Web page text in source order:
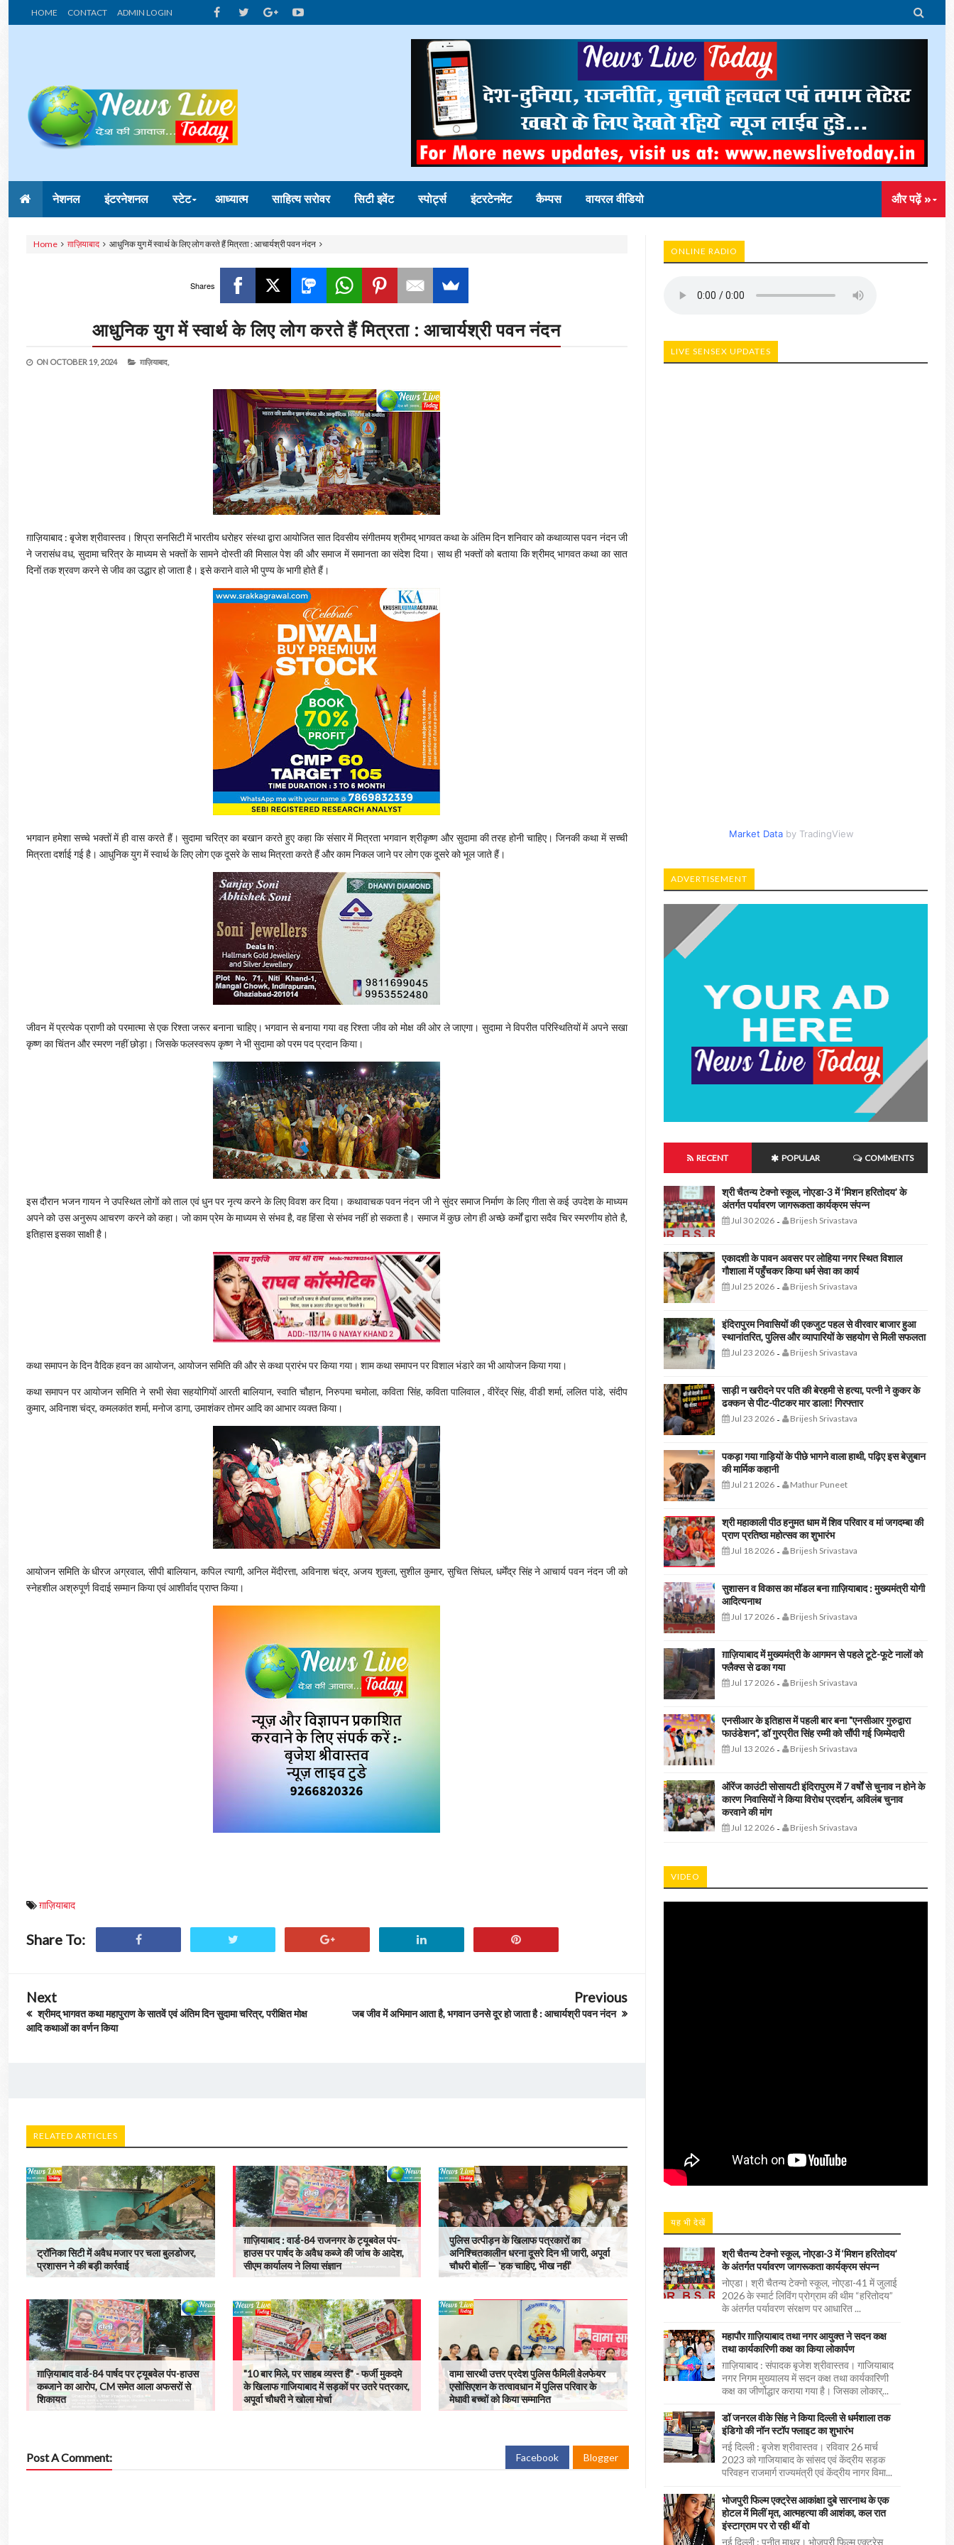
HOME CONTACT ADMIN LOGIN 
नेशनल इंटरनेशनल स्टेट आध्यात्म साहित्य सरोवर सिटी इवेंट स्पोर्ट्स इंटरटेनमेंट कैम्पस वायरल वीडियो और पढ़ें »
Home ग़ाज़ियाबाद आधुनिक युग में स्वार्थ के लिए लोग करते हैं मित्रता : आचार्यश्री पवन नंदन
Shares
आधुनिक युग में स्वार्थ के लिए लोग करते हैं मित्रता : आचार्यश्री पवन नंदन
ON OCTOBER 19, 2024 ग़ाज़ियाबाद,
ग़ाज़ियाबाद : बृजेश श्रीवास्तव। शिप्रा सनसिटी में भारतीय धरोहर संस्था द्वारा आयोजित सात दिवसीय संगीतमय श्रीमद् भागवत कथा के अंतिम दिन शनिवार को कथाव्यास पवन नंदन जी
ने जरासंध वध, सुदामा चरित्र के माध्यम से भक्तों के सामने दोस्ती की मिसाल पेश की और समाज में समानता का संदेश दिया। साथ ही भक्तों को बताया कि श्रीमद् भागवत कथा का सात
दिनों तक श्रवण करने से जीव का उद्धार हो जाता है। इसे कराने वाले भी पुण्य के भागी होते हैं।
भगवान हमेशा सच्चे भक्तों में ही वास करते हैं। सुदामा चरित्र का बखान करते हुए कहा कि संसार में मित्रता भगवान श्रीकृष्ण और सुदामा की तरह होनी चाहिए। जिनकी कथा में सच्ची
मित्रता दर्शाई गई है। आधुनिक युग में स्वार्थ के लिए लोग एक दूसरे के साथ मित्रता करते हैं और काम निकल जाने पर लोग एक दूसरे को भूल जाते हैं।
जीवन में प्रत्येक प्राणी को परमात्मा से एक रिश्ता जरूर बनाना चाहिए। भगवान से बनाया गया वह रिश्ता जीव को मोक्ष की ओर ले जाएगा। सुदामा ने विपरीत परिस्थितियों में अपने सखा
कृष्ण का चिंतन और स्मरण नहीं छोड़ा। जिसके फलस्वरूप कृष्ण ने भी सुदामा को परम पद प्रदान किया।
इस दौरान भजन गायन ने उपस्थित लोगों को ताल एवं धुन पर नृत्य करने के लिए विवश कर दिया। कथावाचक पवन नंदन जी ने सुंदर समाज निर्माण के लिए गीता से कई उपदेश के माध्यम
अपने को उस अनुरूप आचरण करने को कहा। जो काम प्रेम के माध्यम से संभव है, वह हिंसा से संभव नहीं हो सकता है। समाज में कुछ लोग ही अच्छे कर्मों द्वारा सदैव चिर स्मरणीय होते है,
इतिहास इसका साक्षी है।
कथा समापन के दिन वैदिक हवन का आयोजन, आयोजन समिति की और से कथा प्रारंभ पर किया गया। शाम कथा समापन पर विशाल भंडारे का भी आयोजन किया गया।
कथा समापन पर आयोजन समिति ने सभी सेवा सहयोगियों आरती बालियान, स्वाति चौहान, निरुपमा चमोला, कविता सिंह, कविता पालिवाल , वीरेंद्र सिंह, वीडी शर्मा, ललित पांडे, संदीप
कुमार, अविनाश चंद्र, कमलकांत शर्मा, मनोज डागा, उमाशंकर तोमर आदि का आभार व्यक्त किया।
आयोजन समिति के धीरज अग्रवाल, सीपी बालियान, कपिल त्यागी, अनिल मेंदीरत्ता, अविनाश चंद्र, अजय शुक्ला, सुशील कुमार, सुचित सिंघल, धर्मेंद्र सिंह ने आचार्य पवन नंदन जी को
स्नेहशील अश्रुपूर्ण विदाई सम्मान किया एवं आशीर्वाद प्राप्त किया।
ग़ाज़ियाबाद
Share To:
Next
श्रीमद् भागवत कथा महापुराण के सातवें एवं अंतिम दिन सुदामा चरित्र, परीक्षित मोक्ष
आदि कथाओं का वर्णन किया
Previous
जब जीव में अभिमान आता है, भगवान उनसे दूर हो जाता है : आचार्यश्री पवन नंदन
RELATED ARTICLES
ट्रॉनिका सिटी में अवैध मजार पर चला बुलडोजर,
प्रशासन ने की बड़ी कार्रवाई
ग़ाज़ियाबाद : वार्ड-84 राजनगर के ट्यूबवेल पंप-
हाउस पर पार्षद के अवैध कब्जे की जांच के आदेश,
सीएम कार्यालय ने लिया संज्ञान
पुलिस उत्पीड़न के खिलाफ पत्रकारों का
अनिश्चितकालीन धरना दूसरे दिन भी जारी, अपूर्वा
चौधरी बोलीं— 'हक चाहिए, भीख नहीं'
ग़ाज़ियाबाद वार्ड-84 पार्षद पर ट्यूबवेल पंप-हाउस
कब्जाने का आरोप, CM समेत आला अफसरों से
शिकायत
"10 बार मिले, पर साहब व्यस्त हैं" - फर्जी मुकदमे
के खिलाफ गाजियाबाद में सड़कों पर उतरे पत्रकार,
अपूर्वा चौधरी ने खोला मोर्चा
वामा सारथी उत्तर प्रदेश पुलिस फैमिली वेलफेयर
एसोसिएशन के तत्वावधान में पुलिस परिवार के
मेधावी बच्चों को किया सम्मानित
Post A Comment: Facebook Blogger
ONLINE RADIO
LIVE SENSEX UPDATES
Market Databy TradingView
ADVERTISEMENT
RECENT POPULAR COMMENTS
श्री चैतन्य टेक्नो स्कूल, नोएडा-3 में ‘मिशन हरितोदय’ के
अंतर्गत पर्यावरण जागरूकता कार्यक्रम संपन्न
Jul 30 2026- Brijesh Srivastava
एकादशी के पावन अवसर पर लोहिया नगर स्थित विशाल
गौशाला में पहुँचकर किया धर्म सेवा का कार्य
Jul 25 2026- Brijesh Srivastava
इंदिरापुरम निवासियों की एकजुट पहल से वीरवार बाजार हुआ
स्थानांतरित, पुलिस और व्यापारियों के सहयोग से मिली सफलता
Jul 23 2026- Brijesh Srivastava
साड़ी न खरीदने पर पति की बेरहमी से हत्या, पत्नी ने कुकर के
ढक्कन से पीट-पीटकर मार डाला! गिरफ्तार
Jul 23 2026- Brijesh Srivastava
पकड़ा गया गाड़ियों के पीछे भागने वाला हाथी, पढ़िए इस बेज़ुबान
की मार्मिक कहानी
Jul 21 2026- Mathur Puneet
श्री महाकाली पीठ हनुमत धाम में शिव परिवार व मां जगदम्बा की
प्राण प्रतिष्ठा महोत्सव का शुभारंभ
Jul 18 2026- Brijesh Srivastava
सुशासन व विकास का मॉडल बना ग़ाज़ियाबाद : ​मुख्यमंत्री योगी
आदित्यनाथ
Jul 17 2026- Brijesh Srivastava
ग़ाज़ियाबाद में मुख्यमंत्री के आगमन से पहले टूटे-फूटे नालों को
फ्लैक्स से ढका गया
Jul 17 2026- Brijesh Srivastava
एनसीआर के इतिहास में पहली बार बना "एनसीआर गुरुद्वारा
फाउंडेशन", डॉ गुरप्रीत सिंह रम्मी को सौंपी गई जिम्मेदारी
Jul 13 2026- Brijesh Srivastava
ऑरेंज काउंटी सोसायटी इंदिरापुरम में 7 वर्षों से चुनाव न होने के
कारण निवासियों ने किया विरोध प्रदर्शन, अविलंब चुनाव
करवाने की मांग
Jul 12 2026- Brijesh Srivastava
VIDEO
यह भी देखें
श्री चैतन्य टेक्नो स्कूल, नोएडा-3 में ‘मिशन हरितोदय’
के अंतर्गत पर्यावरण जागरूकता कार्यक्रम संपन्न
नोएडा। श्री चैतन्य टेक्नो स्कूल, नोएडा-41 में जुलाई
2026 के स्मार्ट लिविंग प्रोग्राम की थीम “हरितोदय”
के अंतर्गत पर्यावरण संरक्षण पर आधारित ...
महापौर ग़ाज़ियाबाद तथा नगर आयुक्त ने सदन कक्ष
तथा कार्यकारिणी कक्ष का किया लोकार्पण
ग़ाज़ियाबाद : संपादक बृजेश श्रीवास्तव। गाजियाबाद
नगर निगम मुख्यालय में सदन कक्ष तथा कार्यकारिणी
कक्ष का जीर्णोद्धार कराया गया है। जिसका लोकार्...
डॉ जनरल वीके सिंह ने किया दिल्ली से धर्मशाला तक
इंडिगो की नॉन स्टॉप फ्लाइट का शुभारंभ
नई दिल्ली : बृजेश श्रीवास्तव। रविवार 26 मार्च
2023 को गाजियाबाद के सांसद एवं केंद्रीय सड़क
परिवहन राजमार्ग राज्यमंत्री एवं केंद्रीय नागर विमा...
भोजपुरी फिल्म एक्ट्रेस आकांक्षा दुबे सारनाथ के एक
होटल में मिलीं मृत, आत्महत्या की आशंका, कल रात
इंस्टाग्राम पर रो रही थीं वो
नई दिल्ली : पुनीत माथुर। भोजपुरी फिल्म एक्ट्रेस